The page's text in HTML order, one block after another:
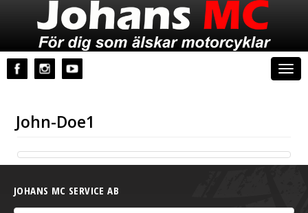
John-Doe1
JOHANS MC SERVICE AB